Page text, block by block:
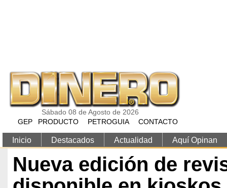
Sábado 08 de Agosto de 2026
GEP
PRODUCTO PETROGUIA CONTACTO
Inicio Destacados Actualidad Aquí Opinan
Nueva edición de